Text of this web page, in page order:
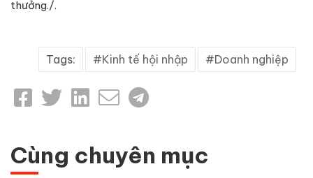
thưởng./.
Tags: Kinh tế hội nhập Doanh nghiệp
Cùng chuyên mục